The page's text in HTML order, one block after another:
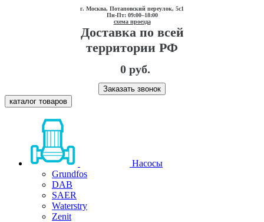
г. Москва, Потаповский переулок, 5с1
Пн-Пт: 09:00–18:00
схема проезда
Доставка по всей
территории РФ
0 руб.
Заказать звонок
каталог товаров
Насосы
Grundfos
DAB
SAER
Waterstry
Zenit